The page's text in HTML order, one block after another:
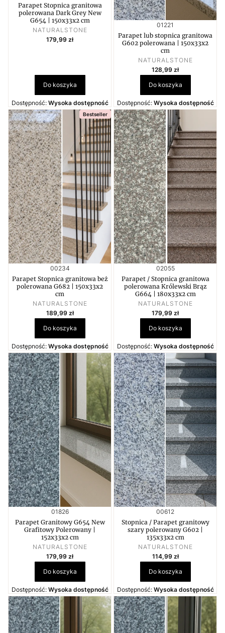
Parapet Stopnica granitowa
polerowana Dark Grey New
G654 | 150x33x2 cm
PRODUCENT
NATURALSTONE
Cena
179,99 zł
Do koszyka
Dostępność: Wysoka dostępność
Kod produktu
01221
Parapet lub stopnica granitowa
G602 polerowana | 150x33x2
cm
PRODUCENT
NATURALSTONE
Cena
128,99 zł
Do koszyka
Dostępność: Wysoka dostępność
Bestseller
Kod produktu
00234
Parapet Stopnica granitowa beż
polerowana G682 | 150x33x2
cm
PRODUCENT
NATURALSTONE
Cena
189,99 zł
Do koszyka
Dostępność: Wysoka dostępność
Kod produktu
02055
Parapet / Stopnica granitowa
polerowana Królewski Brąz
G664 | 180x33x2 cm
PRODUCENT
NATURALSTONE
Cena
179,99 zł
Do koszyka
Dostępność: Wysoka dostępność
Kod produktu
01826
Parapet Granitowy G654 New
Grafitowy Polerowany |
152x33x2 cm
PRODUCENT
NATURALSTONE
Cena
179,99 zł
Do koszyka
Dostępność: Wysoka dostępność
Kod produktu
00612
Stopnica / Parapet granitowy
szary polerowany G602 |
135x33x2 cm
PRODUCENT
NATURALSTONE
Cena
114,99 zł
Do koszyka
Dostępność: Wysoka dostępność